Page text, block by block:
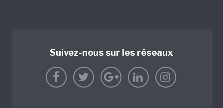
Suivez-nous sur les réseaux